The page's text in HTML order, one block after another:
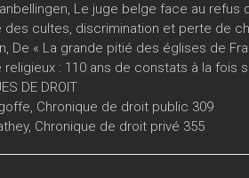
Le juge belge face au refus
des cultes, discrimination et perte de
De « La grande pitié des églises de
religieux : 110 ans de constats à la fois
DE DROIT
Chronique de droit public 309
Chronique de droit privé 355